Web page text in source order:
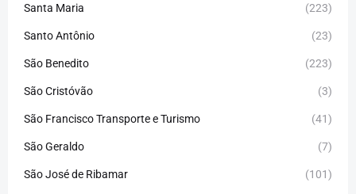
Santa Maria (223)
Santo Antônio (23)
São Benedito (223)
São Cristóvão (3)
São Francisco Transporte e Turismo (41)
São Geraldo (7)
São José de Ribamar (101)